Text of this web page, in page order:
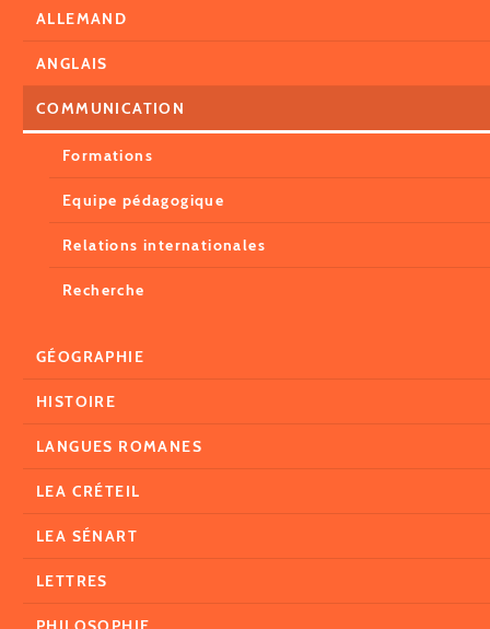
ALLEMAND
ANGLAIS
COMMUNICATION
Formations
Equipe pédagogique
Relations internationales
Recherche
GÉOGRAPHIE
HISTOIRE
LANGUES ROMANES
LEA CRÉTEIL
LEA SÉNART
LETTRES